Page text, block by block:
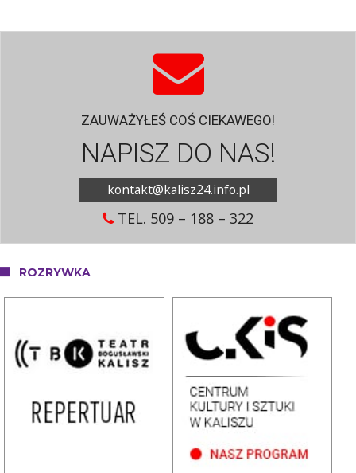
ZAUWAŻYŁEŚ COŚ CIEKAWEGO!
NAPISZ DO NAS!
kontakt@kalisz24.info.pl
TEL. 509 – 188 – 322
ROZRYWKA